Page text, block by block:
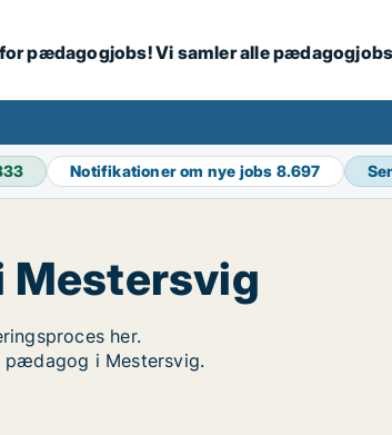
pædagogjobs! Vi samler alle
Notifikationer om nye jobs 8.697
Mestersvig
her.
pædagog i Mestersvig.